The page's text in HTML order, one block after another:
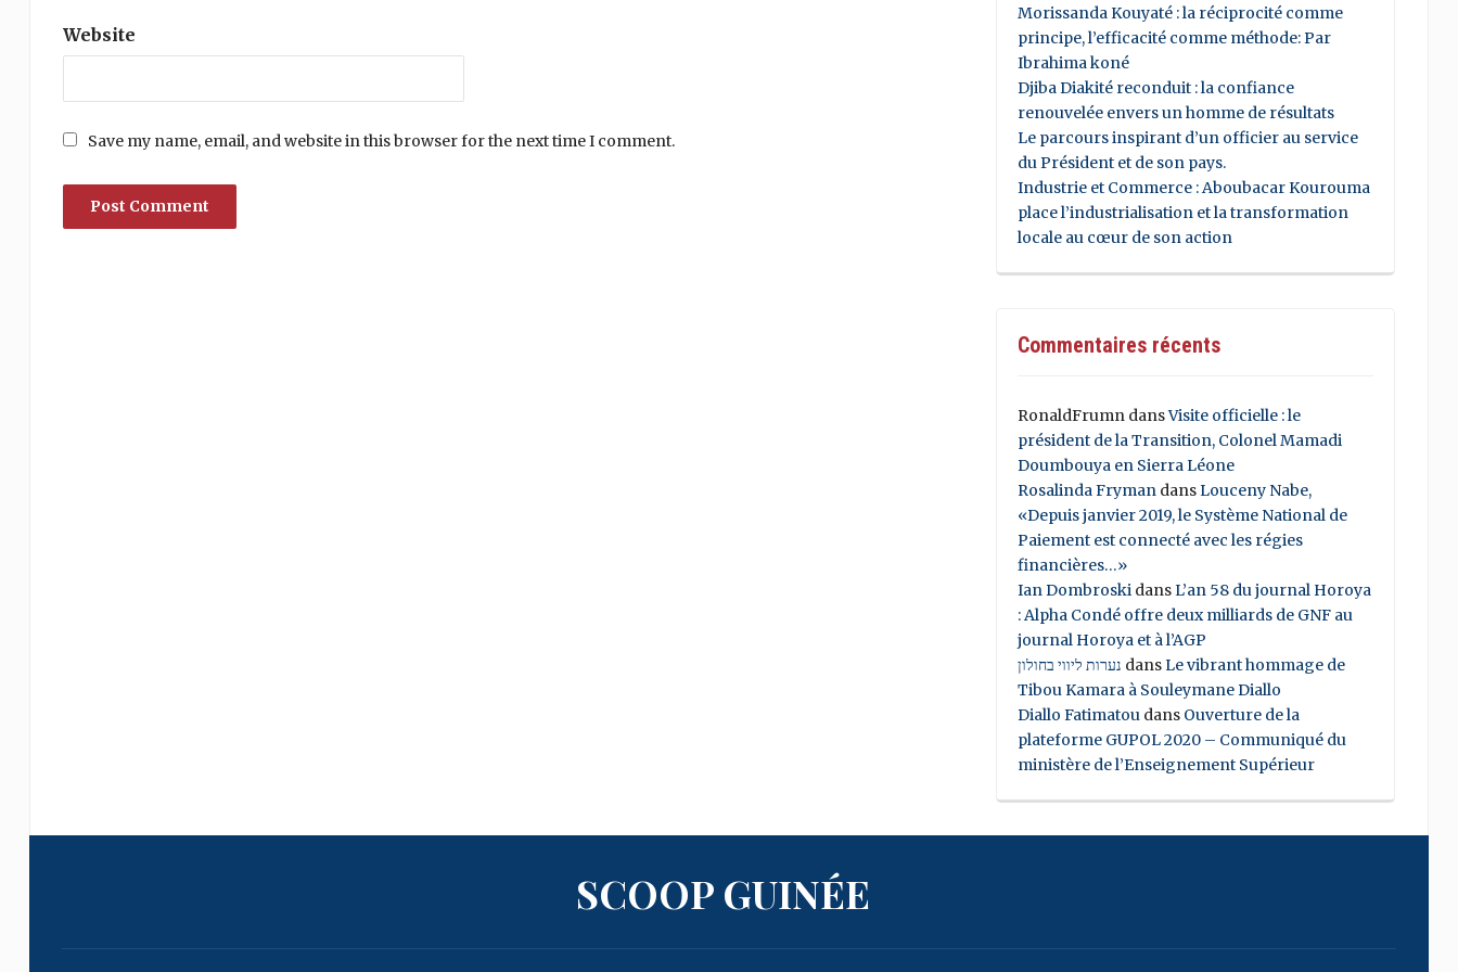
Website
Save my name, email, and website in this browser for the next time I comment.
Morissanda Kouyaté : la réciprocité comme
principe, l’efficacité comme méthode: Par
Ibrahima koné
Djiba Diakité reconduit : la confiance
renouvelée envers un homme de résultats
Le parcours inspirant d’un officier au service
du Président et de son pays.
Industrie et Commerce : Aboubacar Kourouma
place l’industrialisation et la transformation
locale au cœur de son action
Commentaires récents
RonaldFrumndansVisite officielle : le
président de la Transition, Colonel Mamadi
Doumbouya en Sierra Léone
Rosalinda FrymandansLouceny Nabe,
«Depuis janvier 2019, le Système National de
Paiement est connecté avec les régies
financières…»
Ian DombroskidansL’an 58 du journal Horoya
: Alpha Condé offre deux milliards de GNF au
journal Horoya et à l’AGP
נערות ליווי בחולון dansLe vibrant hommage de
Tibou Kamara à Souleymane Diallo
Diallo Fatimatoudans Ouverture de la
plateforme GUPOL 2020 – Communiqué du
ministère de l’Enseignement Supérieur
SCOOP GUINÉE